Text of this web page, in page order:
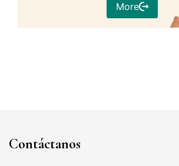
More
Contáctanos